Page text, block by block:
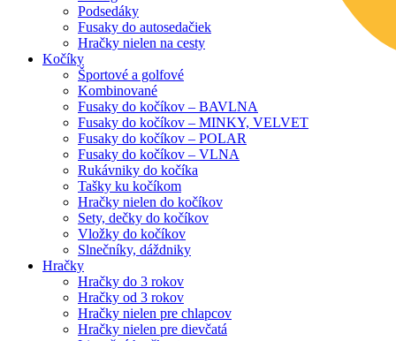
Podsedáky
Fusaky do autosedačiek
Hračky nielen na cesty
Kočíky
Športové a golfové
Kombinované
Fusaky do kočíkov – BAVLNA
Fusaky do kočíkov – MINKY, VELVET
Fusaky do kočíkov – POLAR
Fusaky do kočíkov – VLNA
Rukávniky do kočíka
Tašky ku kočíkom
Hračky nielen do kočíkov
Sety, dečky do kočíkov
Vložky do kočíkov
Slnečníky, dáždniky
Hračky
Hračky do 3 rokov
Hračky od 3 rokov
Hračky nielen pre chlapcov
Hračky nielen pre dievčatá